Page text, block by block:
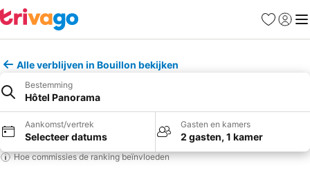
Favorieten
Alle verblijven in Bouillon bekijken
Bestemming
Hôtel Panorama
Aankomst/vertrek
Selecteer datums
Gasten en kamers
2 gasten, 1 kamer
Hoe commissies de ranking beïnvloeden